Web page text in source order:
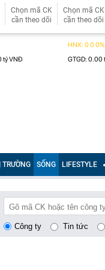
Chọn mã CK
cần theo dõi
Chọn mã CK
cần theo dõi
TRƯỜNG SỐNG LIFESTYLE
Công ty Tin tức